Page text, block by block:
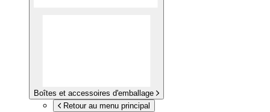
Boîtes et accessoires d'emballage
Retour au menu principal